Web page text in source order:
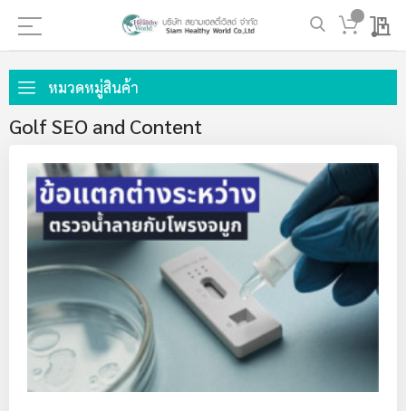
My
ไป
ที่
เนื้อหา
หมวดหมู่สินค้า
Golf SEO and Content